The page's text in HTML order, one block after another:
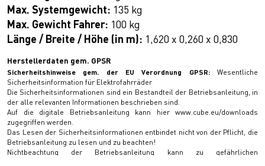
Max. Systemgewicht: 135 kg
Max. Gewicht Fahrer: 100 kg
Länge / Breite / Höhe (in m): 1,620 x 0,260 x 0,830
Herstellerdaten gem. GPSR
Sicherheitshinweise gem. der EU Verordnung GPSR:Wesentliche
Sicherheitsinformation für Elektrofahrräder
Die Sicherheitsinformationen sind ein Bestandteil der Betriebsanleitung, in
der alle relevanten Informationen beschrieben sind.
Auf die digitale Betriebsanleitung kann hier www.cube.eu/downloads
zugegriffen werden.
Das Lesen der Sicherheitsinformationen entbindet nicht von der Pflicht, die
Betriebsanleitung zu lesen und zu beachten!
Nichtbeachtung der Betriebsanleitung kann zu gefährlichen